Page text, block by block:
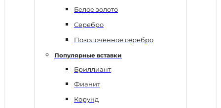
Белое золото
Серебро
Позолоченное серебро
Популярные вставки
Бриллиант
Фианит
Корунд